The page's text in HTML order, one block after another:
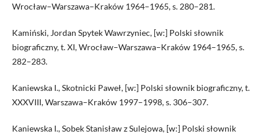
Wrocław–Warszawa–Kraków 1964–1965, s. 280–281.
Kamiński, Jordan Spytek Wawrzyniec, [w:] Polski słownik
biograficzny, t. XI, Wrocław–Warszawa–Kraków 1964–1965, s.
282–283.
Kaniewska I., Skotnicki Paweł, [w:] Polski słownik biograficzny, t.
XXXVIII, Warszawa–Kraków 1997–1998, s. 306–307.
Kaniewska I., Sobek Stanisław z Sulejowa, [w:] Polski słownik